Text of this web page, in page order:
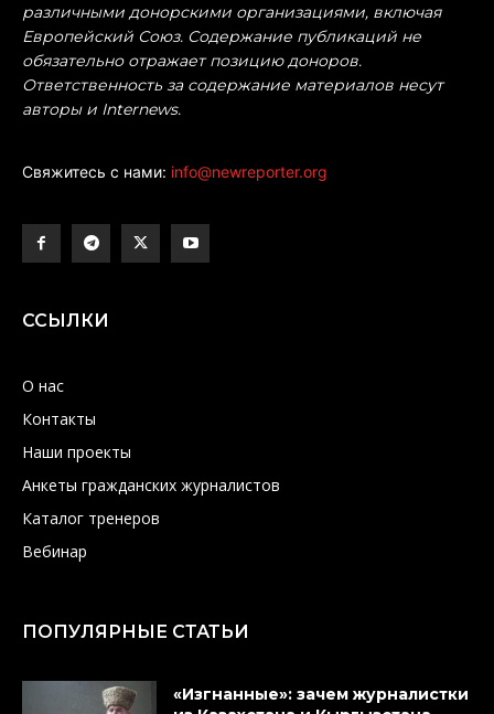
различными донорскими организациями, включая
Европейский Союз. Содержание публикаций не
обязательно отражает позицию доноров.
Ответственность за содержание материалов несут
авторы и Internews.
Свяжитесь с нами: info@newreporter.org
ССЫЛКИ
О нас
Контакты
Наши проекты
Анкеты гражданских журналистов
Каталог тренеров
Вебинар
ПОПУЛЯРНЫЕ СТАТЬИ
«Изгнанные»: зачем журналистки